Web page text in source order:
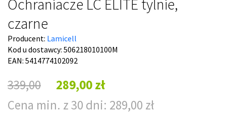
Ochraniacze LC ELITE tylnie,
czarne
Producent: Lamicell
Kod u dostawcy: 506218010100M
EAN: 5414774102092
339,00
289,00 zł
Cena min. z 30 dni: 289,00 zł